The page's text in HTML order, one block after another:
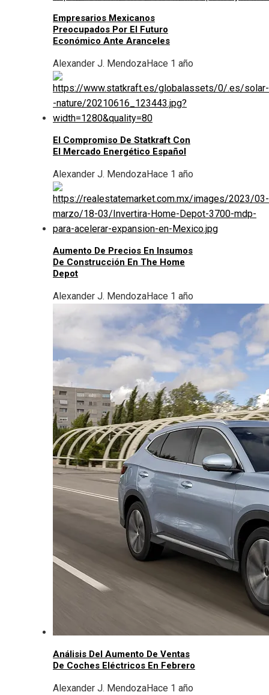
Empresarios Mexicanos
Preocupados Por El Futuro
Económico Ante Aranceles
Alexander J. MendozaHace 1 año
El Compromiso De Statkraft Con
El Mercado Energético Español
Alexander J. MendozaHace 1 año
Aumento De Precios En Insumos
De Construcción En The Home
Depot
Alexander J. MendozaHace 1 año
Análisis Del Aumento De Ventas
De Coches Eléctricos En Febrero
Alexander J. MendozaHace 1 año